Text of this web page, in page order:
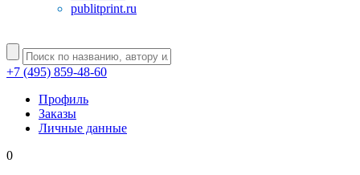
publitprint.ru
+7 (495) 859-48-60
Профиль
Заказы
Личные данные
0